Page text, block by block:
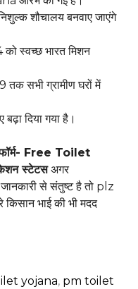
शौचालय बनवाए जाएंगे
स्वच्छ भारत मिशन
सभी ग्रामीण घरों में
दिया गया है।
Free Toilet
स्टेटसअगर
जानकारी से संतुष्ट है तो plz
भाई की भी मदद
yojana, pm toilet